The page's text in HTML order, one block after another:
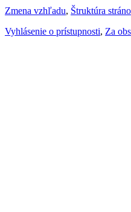
Zmena vzhľadu, Štruktúra
Vyhlásenie o prístupnosti, Za